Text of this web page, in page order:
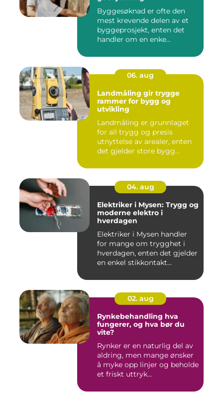
Byggesøknad er ofte den
mest krevende delen av et
byggeprosjekt, enten det
handler om en enke...
06. aug
Landmåling gir trygge
rammer for bygg og
utvikling
Landmåling er grunnlaget
for all trygg og presis
utnyttelse av arealer, enten
det gjelder store bygg...
04. aug
Elektriker i Mysen: Trygg og
moderne elektro i
hverdagen
Elektriker i Mysen handler
for mange om trygghet i
hverdagen, enten det gjelder
en enkel stikkontakt...
02. aug
Rynkebehandling hva
fungerer, og hva bør du
vite?
Rynker er en naturlig del av
aldring, men mange ønsker
å myke opp linjer og beholde
et friskt uttryk...